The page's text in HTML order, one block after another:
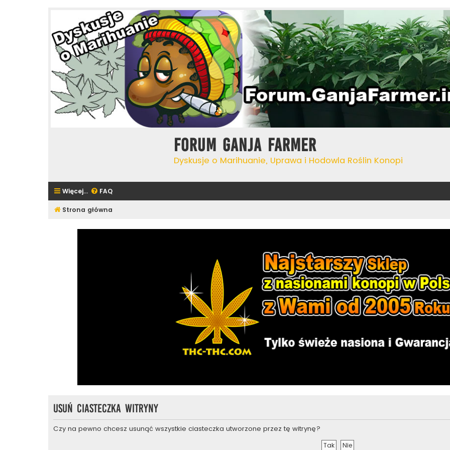
Forum Ganja Farmer
Dyskusje o Marihuanie, Uprawa i Hodowla Roślin Konopi
Więcej… FAQ
Strona główna
Usuń ciasteczka witryny
Czy na pewno chcesz usunąć wszystkie ciasteczka utworzone przez tę witrynę?